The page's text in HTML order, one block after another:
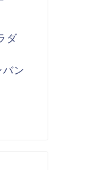
ダ
バン